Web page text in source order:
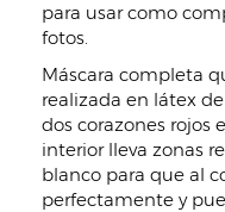
para usar como
fotos.
Máscara completa
realizada en látex
dos corazones rojos
interior lleva zonas
blanco para que al
perfectamente y